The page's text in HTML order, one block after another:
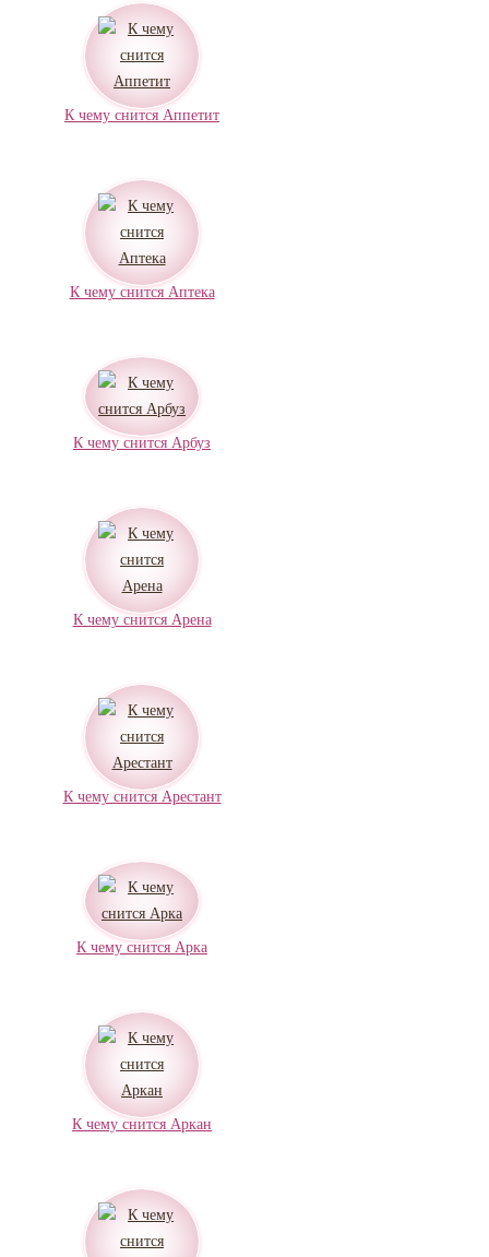
К чему снится Аппетит
К чему снится Аптека
К чему снится Арбуз
К чему снится Арена
К чему снится Арестант
К чему снится Арка
К чему снится Аркан